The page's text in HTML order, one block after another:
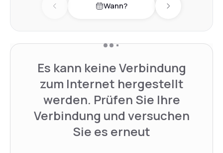
Previous day Wann? Next day
Es kann keine Verbindung
zum Internet hergestellt
werden. Prüfen Sie Ihre
Verbindung und versuchen
Sie es erneut